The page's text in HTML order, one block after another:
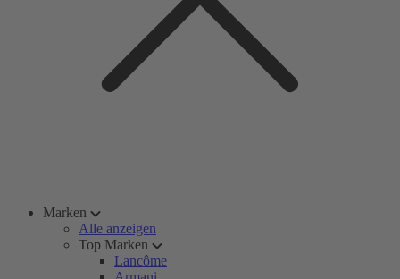
Marken
Alle anzeigen
Top Marken
Lancôme